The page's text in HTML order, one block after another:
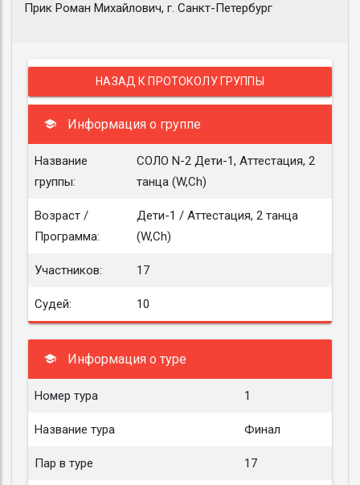
Прик Роман Михайлович, г. Санкт-Петербург
НАЗАД К ПРОТОКОЛУ ГРУППЫ
Информация о группе
Название
группы:
СОЛО N-2 Дети-1, Аттестация, 2
танца (W,Ch)
Возраст /
Программа:
Дети-1 / Аттестация, 2 танца
(W,Ch)
Участников: 17
Судей: 10
Информация о туре
Номер тура 1
Название тура Финал
Пар в туре 17